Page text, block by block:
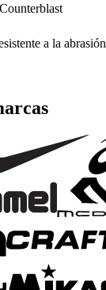
a la abrasión